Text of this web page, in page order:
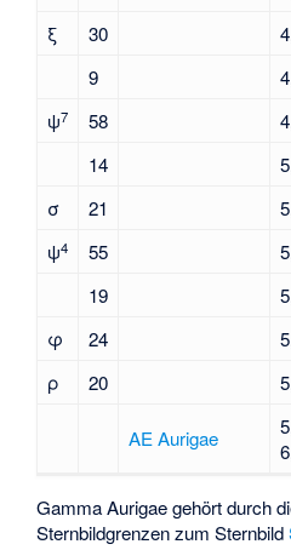
ξ
30
9
ψ7 58
14
σ
21
ψ4 55
19
φ
24
ρ
20
AE Aurigae
Gamma Aurigae gehört durch
Sternbildgrenzen zum Sternbild